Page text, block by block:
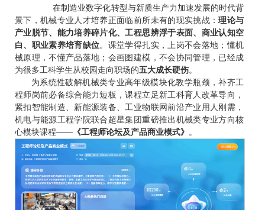
在制造业数字化转型与新质生产力加速发展的时代背
景下，机械专业人才培养正面临前所未有的现实挑战：理论与
产业脱节、能力培养碎片化、工程思辨浮于表面、商业认知空
白、职业素养培育缺位。课堂学得扎实，上岗不会落地；懂机
械原理，不懂产品落地；会画图建模，不会协同管理，已经成
为很多工科学生从校园走向职场的五大成长硬伤。
为系统性破解机械类专业高年级模块化教学瓶颈，补齐工
程师岗前必备综合能力短板，课程立足新工科育人改革导向，
紧扣智能制造、新能源装备、工业物联网前沿产业用人刚需，
机电与能源工程学院联合超星集团重磅推出机械类专业方向核
心模块课程——《工程师论坛及产品商业模式》 。